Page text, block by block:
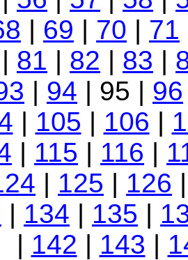
| 69 | 70 | 71
| 81 | 82 | 83 |
| 94 | 95 | 96
| 105 | 106 |
| 115 | 116 |
| 125 | 126
| 134 | 135 |
| 142 | 143 |